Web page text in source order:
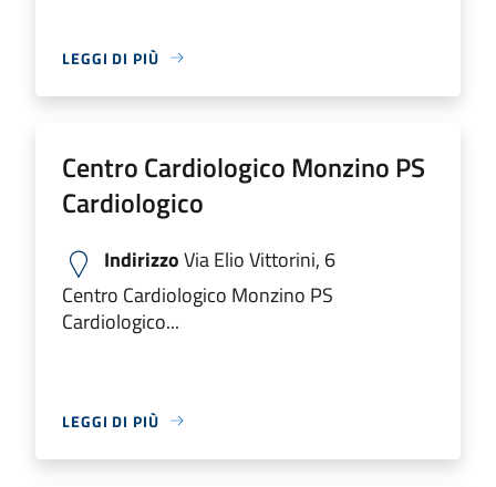
LEGGI DI PIÙ
Centro Cardiologico Monzino PS
Cardiologico
IndirizzoVia Elio Vittorini, 6
Centro Cardiologico Monzino PS
Cardiologico...
LEGGI DI PIÙ